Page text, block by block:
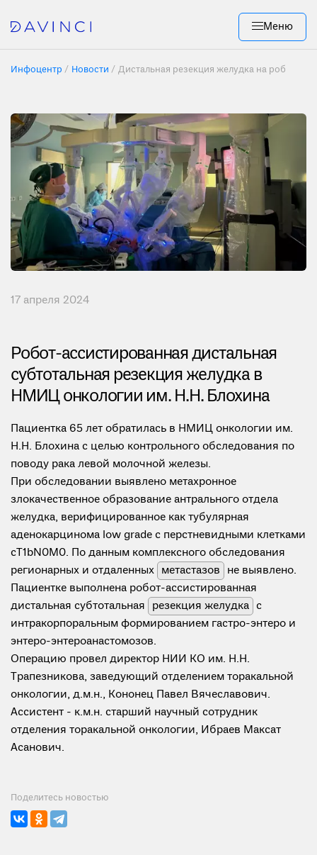
Меню
Инфоцентр Новости Дистальная резекция желудка на роботе
17 апреля 2024
Робот-ассистированная дистальная
субтотальная резекция желудка в
НМИЦ онкологии им. Н.Н. Блохина
Пациентка 65 лет обратилась в НМИЦ онкологии им.
Н.Н. Блохина с целью контрольного обследования по
поводу рака левой молочной железы.
При обследовании выявлено метахронное
злокачественное образование антрального отдела
желудка, верифицированное как тубулярная
аденокарцинома low grade с перстневидными клетками
сT1bN0M0. По данным комплексного обследования
регионарных и отдаленных метастазов не выявлено.
Пациентке выполнена робот-ассистированная
дистальная субтотальная резекция желудка с
интракорпоральным формированием гастро-энтеро и
энтеро-энтероанастомозов.
Операцию провел директор НИИ КО им. Н.Н.
Трапезникова, заведующий отделением торакальной
онкологии, д.м.н., Кононец Павел Вячеславович.
Ассистент - к.м.н. старший научный сотрудник
отделения торакальной онкологии, Ибраев Максат
Асанович.
Поделитесь новостью